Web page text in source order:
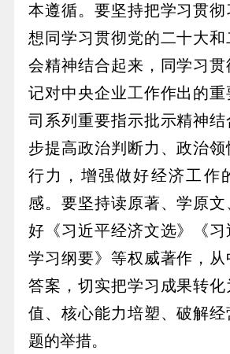
本遵循。要坚持把学习贯彻
想同学习贯彻党的二十大
会精神结合起来，同学习
记对中央企业工作作出的
司系列重要指示批示精神
步提高政治判断力、政治领
行力，增强做好经济工作
感。要坚持读原著、学原文
好《习近平经济文选》《习
学习纲要》等权威著作，
答案，切实把学习成果转
值、核心能力培塑、破解经
题的举措。